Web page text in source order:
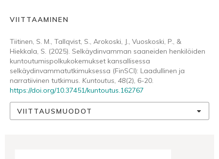
VIITTAAMINEN
Tiitinen, S. M., Tallqvist, S., Arokoski, J., Vuoskoski, P., &
Hiekkala, S. (2025). Selkäydinvamman saaneiden henkilöiden
kuntoutumispolkukokemukset kansallisessa
selkäydinvammatutkimuksessa (FinSCI): Laadullinen ja
narratiivinen tutkimus. Kuntoutus, 48(2), 6-20.
https://doi.org/10.37451/kuntoutus.162767
VIITTAUSMUODOT